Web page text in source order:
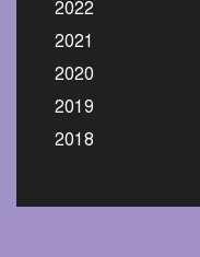
2022
2021
2020
2019
2018